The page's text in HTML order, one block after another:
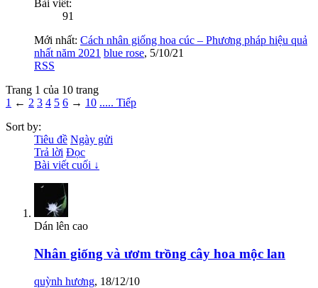
Bài viết:
91
Mới nhất: Cách nhân giống hoa cúc – Phương pháp hiệu quả
nhất năm 2021 blue rose, 5/10/21
RSS
Trang 1 của 10 trang
1 ← 2 3 4 5 6 → 10 ..... Tiếp
Sort by:
Tiêu đề Ngày gửi
Trả lời Đọc
Bài viết cuối ↓
Dán lên cao
Nhân giống và ươm trồng cây hoa mộc lan
quỳnh hương, 18/12/10